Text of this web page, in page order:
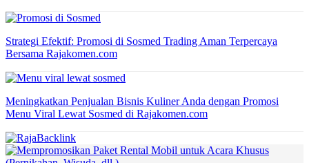
Strategi Efektif: Promosi di Sosmed Trading Aman Terpercaya
Bersama Rajakomen.com
Meningkatkan Penjualan Bisnis Kuliner Anda dengan Promosi
Menu Viral Lewat Sosmed di Rajakomen.com